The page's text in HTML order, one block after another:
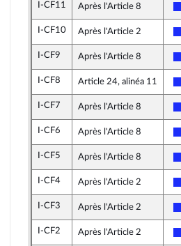
I-CF11 Après l'Article 8
I-CF10 Après l'Article 2
I-CF9 Après l'Article 8
I-CF8 Article 24, alinéa 11
I-CF7 Après l'Article 8
I-CF6 Après l'Article 8
I-CF5 Après l'Article 8
I-CF4 Après l'Article 2
I-CF3 Après l'Article 2
I-CF2 Après l'Article 2